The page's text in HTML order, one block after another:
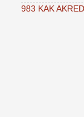
983 KAK